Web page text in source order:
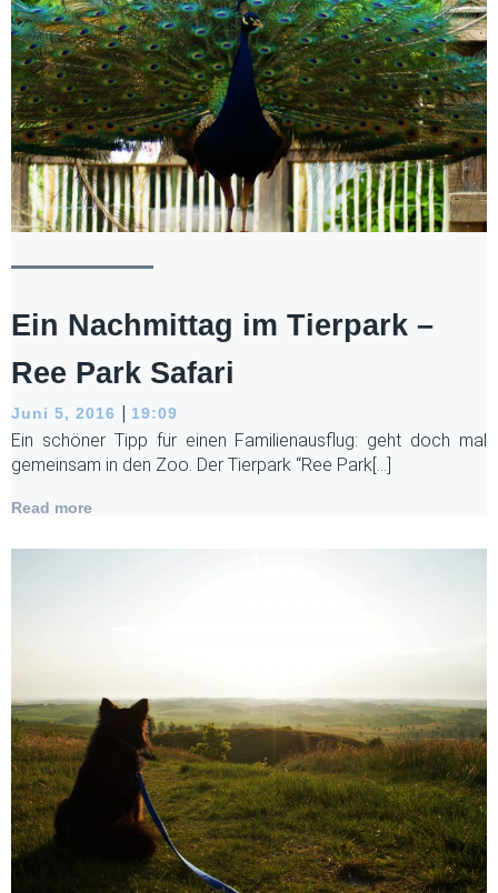
Ein Nachmittag im Tierpark –
Ree Park Safari
Juni 5, 2016 | 19:09
Ein schöner Tipp für einen Familienausflug: geht doch mal
gemeinsam in den Zoo. Der Tierpark “Ree Park[…]
Read more